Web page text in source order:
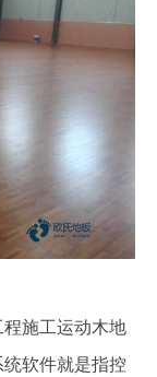
施工运动木地
软件就是指控